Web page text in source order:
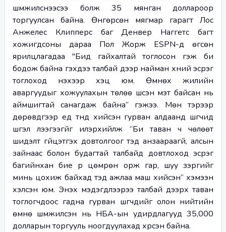
шүүмжилснээсээ болж 35 мянган доллароор
торгуулсан байна. Өнгөрсөн мягмар гарагт Лос
Анжелес Клипперс баг Денвер Наггетс багт
хожигдсоны дараа Пол Жорж ESPN-д өгсөн
ярилцлагадаа "Бид гайхалтай тоглосон гэж би
бодож байна гэхдээ талбай дээр найман хүний эсрэг
тоглоход үнэхээр хэцүү юм. Өмнөх жилийн
аваргуудыг хожуулахын төлөө шүүсэн мэт байсан нь
аймшигтай санагдаж байна” гэжээ. Мөн тэрээр
дөрөвдүгээр үед түүнд хийсэн гурван алдаанд шүүгчид
шүгэл үлээгээгүйг илэрхийлж “Би таван ч чөлөөт
шидэлт гүйцэтгэх довтолгоог тэд анзаараагүй, алсын
зайнаас болон будагтай талбайд довтлоход эсрэг
багийнхан бие рүү цөмрөн орж гар, шуу зэргийг
минь цохиж байхад тэд ажлаа маш хийсэн” хэмээн
хэлсэн юм. Энэхүү мэдэгдлээрээ талбай дээрх таван
тоглогчдоос гадна гурван шүүгчдийг олон нийтийн
өмнө шүүмжилсэн нь НБА-ын удирдлагууд 35,000
долларын торгууль ноогдуулахад хүрсэн байна.